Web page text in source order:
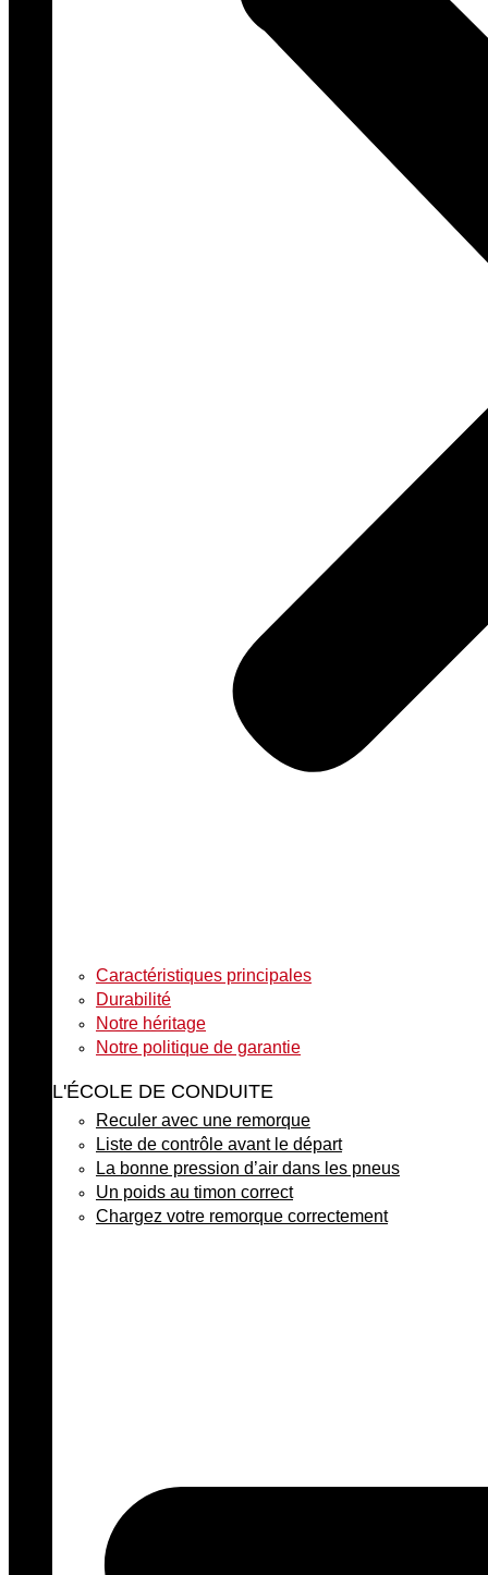
Caractéristiques principales
Durabilité
Notre héritage
Notre politique de garantie
L'ÉCOLE DE CONDUITE
Reculer avec une remorque
Liste de contrôle avant le départ
La bonne pression d’air dans les pneus
Un poids au timon correct
Chargez votre remorque correctement